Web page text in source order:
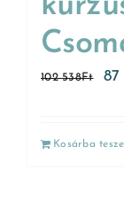
102 538Ft 87
Kosárba